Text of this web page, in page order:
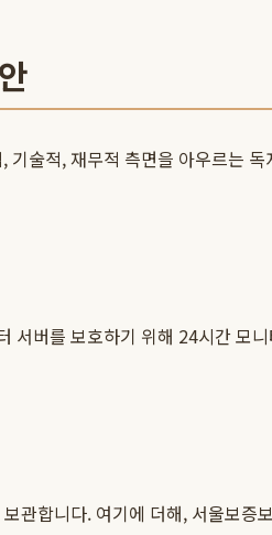
술적, 재무적 측면을 아우르는 독
서버를 보호하기 위해 24시간 모
관합니다. 여기에 더해, 서울보증